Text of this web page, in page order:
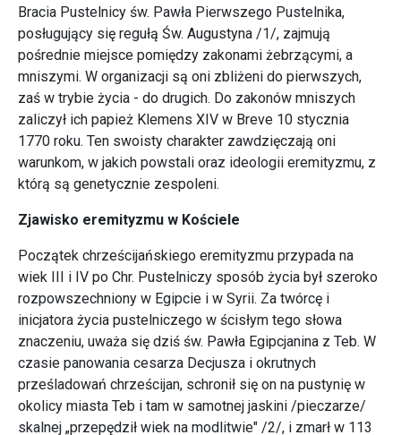
Bracia Pustelnicy św. Pawła Pierwszego Pustelnika,
posługujący się regułą Św. Augustyna /1/, zajmują
pośrednie miejsce pomiędzy zakonami żebrzącymi, a
mniszymi. W organizacji są oni zbliżeni do pierwszych,
zaś w trybie życia - do drugich. Do zakonów mniszych
zaliczył ich papież Klemens XIV w Breve 10 stycznia
1770 roku. Ten swoisty charakter zawdzięczają oni
warunkom, w jakich powstali oraz ideologii eremityzmu, z
którą są genetycznie zespoleni.
Zjawisko eremityzmu w Kościele
Początek chrześcijańskiego eremityzmu przypada na
wiek III i IV po Chr. Pustelniczy sposób życia był szeroko
rozpowszechniony w Egipcie i w Syrii. Za twórcę i
inicjatora życia pustelniczego w ścisłym tego słowa
znaczeniu, uważa się dziś św. Pawła Egipcjanina z Teb. W
czasie panowania cesarza Decjusza i okrutnych
prześladowań chrześcijan, schronił się on na pustynię w
okolicy miasta Teb i tam w samotnej jaskini /pieczarze/
skalnej „przepędził wiek na modlitwie" /2/, i zmarł w 113